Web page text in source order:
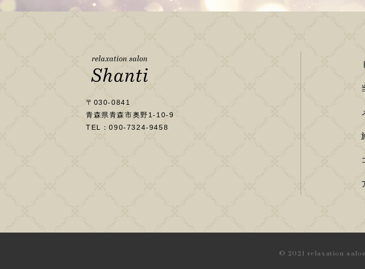
〒030-0841
青森県青森市奥野1-10-9
TEL：090-7324-9458
© 2021 relaxation